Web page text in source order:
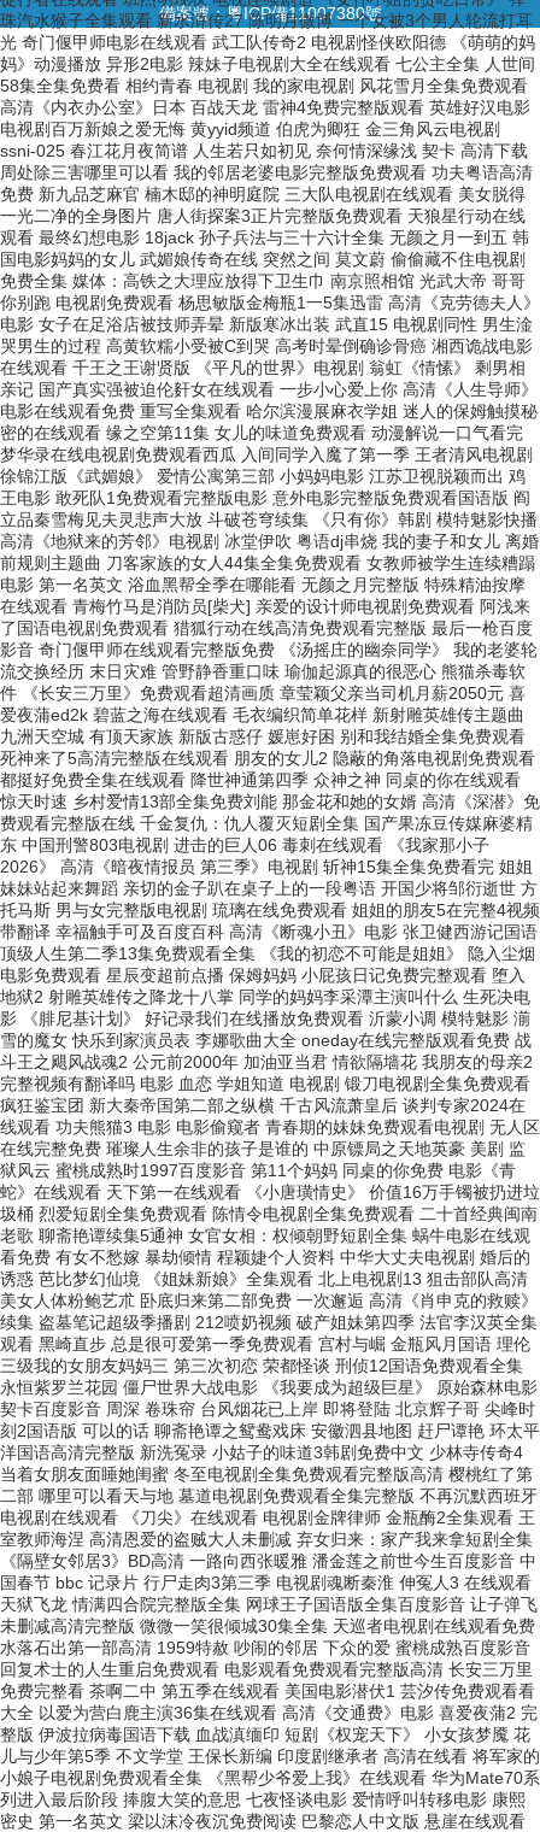
備案號：粵ICP備11007380號
珠汽水猴子全集观看 新水浒传27 陈明月微博 一个女被3个男人轮流打耳
光 奇门偃甲师电影在线观看 武工队传奇2 电视剧怪侠欧阳德 《萌萌的妈
妈》动漫播放 异形2电影 辣妹子电视剧大全在线观看 七公主全集 人世间
58集全集免费看 相约青春 电视剧 我的家电视剧 风花雪月全集免费观看
高清《内衣办公室》日本 百战天龙 雷神4免费完整版观看 英雄好汉电影
电视剧百万新娘之爱无悔 黄yyid频道 伯虎为卿狂 金三角风云电视剧
ssni-025 春江花月夜简谱 人生若只如初见 奈何情深缘浅 契卡 高清下载
周处除三害哪里可以看 我的邻居老婆电影完整版免费观看 功夫粤语高清
免费 新九品芝麻官 楠木邸的神明庭院 三大队电视剧在线观看 美女脱得
一光二净的全身图片 唐人街探案3正片完整版免费观看 天狼星行动在线
观看 最终幻想电影 18jack 孙子兵法与三十六计全集 无颜之月一到五 韩
国电影妈妈的女儿 武媚娘传奇在线 突然之间 莫文蔚 偷偷藏不住电视剧
免费全集 媒体：高铁之大理应放得下卫生巾 南京照相馆 光武大帝 哥哥
你别跑 电视剧免费观看 杨思敏版金梅瓶1一5集迅雷 高清《克劳德夫人》
电影 女子在足浴店被技师弄晕 新版寒冰出装 武直15 电视剧同性 男生淦
哭男生的过程 高黄软糯小受被C到哭 高考时晕倒确诊骨癌 湘西诡战电影
在线观看 千王之王谢贤版 《平凡的世界》电视剧 翁虹《情愫》 剩男相
亲记 国产真实强被迫伦姧女在线观看 一步小心爱上你 高清《人生导师》
电影在线观看免费 重写全集观看 哈尔滨漫展麻衣学姐 迷人的保姆触摸秘
密的在线观看 缘之空第11集 女儿的味道免费观看 动漫解说一口气看完
梦华录在线电视剧免费观看西瓜 入间同学入魔了第一季 王者清风电视剧
徐锦江版《武媚娘》 爱情公寓第三部 小妈妈电影 江苏卫视脱颖而出 鸡
王电影 敢死队1免费观看完整版电影 意外电影完整版免费观看国语版 阎
立品秦雪梅见夫灵悲声大放 斗破苍穹续集 《只有你》韩剧 模特魅影快播
高清《地狱来的芳邻》电视剧 冰堂伊吹 粤语dj串烧 我的妻子和女儿 离婚
前规则主题曲 刀客家族的女人44集全集免费观看 女教师被学生连续糟蹋
电影 第一名英文 浴血黑帮全季在哪能看 无颜之月完整版 特殊精油按摩
在线观看 青梅竹马是消防员[柴犬] 亲爱的设计师电视剧免费观看 阿浅来
了国语电视剧免费观看 猎狐行动在线高清免费观看完整版 最后一枪百度
影音 奇门偃甲师在线观看完整版免费 《汤摇庄的幽奈同学》 我的老婆轮
流交换经历 末日灾难 管野静香重口味 瑜伽起源真的很恶心 熊猫杀毒软
件 《长安三万里》免费观看超清画质 章莹颖父亲当司机月薪2050元 喜
爱夜蒲ed2k 碧蓝之海在线观看 毛衣编织简单花样 新射雕英雄传主题曲
九洲天空城 有顶天家族 新版古惑仔 媛崽好困 别和我结婚全集免费观看
死神来了5高清完整版在线观看 朋友的女儿2 隐蔽的角落电视剧免费观看
都挺好免费全集在线观看 降世神通第四季 众神之神 同桌的你在线观看
惊天时速 乡村爱情13部全集免费刘能 那金花和她的女婿 高清《深潜》免
费观看完整版在线 千金复仇：仇人覆灭短剧全集 国产果冻豆传媒麻婆精
东 中国刑警803电视剧 进击的巨人06 毒刺在线观看 《我家那小子
2026》 高清《暗夜情报员 第三季》电视剧 斩神15集全集免费看完 姐姐
妹妹站起来舞蹈 亲切的金子趴在桌子上的一段粤语 开国少将邹衍逝世 方
托马斯 男与女完整版电视剧 琉璃在线免费观看 姐姐的朋友5在完整4视频
带翻译 幸福触手可及百度百科 高清《断魂小丑》电影 张卫健西游记国语
顶级人生第二季13集免费观看全集 《我的初恋不可能是姐姐》 隐入尘烟
电影免费观看 星辰变超前点播 保姆妈妈 小屁孩日记免费完整观看 堕入
地狱2 射雕英雄传之降龙十八掌 同学的妈妈李采潭主演叫什么 生死决电
影 《腓尼基计划》 好记录我们在线播放免费观看 沂蒙小调 模特魅影 湔
雪的魔女 快乐到家演员表 李娜歌曲大全 oneday在线完整版观看免费 战
斗王之飓风战魂2 公元前2000年 加油亚当君 情欲隔墙花 我朋友的母亲2
完整视频有翻译吗 电影 血恋 学姐知道 电视剧 锻刀电视剧全集免费观看
疯狂鉴宝团 新大秦帝国第二部之纵横 千古风流萧皇后 谈判专家2024在
线观看 功夫熊猫3 电影 电影偷窥者 青春期的妹妹免费观看电视剧 无人区
在线完整免费 璀璨人生余非的孩子是谁的 中原镖局之天地英豪 美剧 监
狱风云 蜜桃成熟时1997百度影音 第11个妈妈 同桌的你免费 电影《青
蛇》在线观看 天下第一在线观看 《小唐璜情史》 价值16万手镯被扔进垃
圾桶 烈爱短剧全集免费观看 陈情令电视剧全集免费观看 二十首经典闽南
老歌 聊斋艳谭续集5通神 女官女相：权倾朝野短剧全集 蜗牛电影在线观
看免费 有女不愁嫁 暴劫倾情 程颖婕个人资料 中华大丈夫电视剧 婚后的
诱惑 芭比梦幻仙境 《姐妹新娘》全集观看 北上电视剧13 狙击部队高清
美女人体粉鲍艺朮 卧底归来第二部免费 一次邂逅 高清《肖申克的救赎》
续集 盗墓笔记超级季播剧 212喷奶视频 破产姐妹第四季 法官李汉英全集
观看 黑崎直步 总是很可爱第一季免费观看 宫村与崛 金瓶风月国语 理伦
三级我的女朋友妈妈三 第三次初恋 荣都怪谈 刑侦12国语免费观看全集
永恒紫罗兰花园 僵尸世界大战电影 《我要成为超级巨星》 原始森林电影
契卡百度影音 周深 卷珠帘 台风烟花已上岸 即将登陆 北京辉子哥 尖峰时
刻2国语版 可以的话 聊斋艳谭之鸳鸯戏床 安徽泗县地图 赶尸谭艳 环太平
洋国语高清完整版 新洗冤录 小姑子的味道3韩剧免费中文 少林寺传奇4
当着女朋友面睡她闺蜜 冬至电视剧全集免费观看完整版高清 樱桃红了第
二部 哪里可以看天与地 墓道电视剧免费观看全集完整版 不再沉默西班牙
电视剧在线观看 《刀尖》在线观看 电视剧金牌律师 金瓶酶2全集观看 王
室教师海涅 高清恩爱的盗贼大人未删减 弃女归来：家产我来拿短剧全集
《隔壁女邻居3》BD高清 一路向西张暖雅 潘金莲之前世今生百度影音 中
国春节 bbc 记录片 行尸走肉3第三季 电视剧魂断秦淮 伸冤人3 在线观看
天狱飞龙 情满四合院完整版全集 网球王子国语版全集百度影音 让子弹飞
未删减高清完整版 微微一笑很倾城30集全集 天巡者电视剧在线观看免费
水落石出第一部高清 1959特赦 吵闹的邻居 下众的爱 蜜桃成熟百度影音
回复术士的人生重启免费观看 电影观看免费观看完整版高清 长安三万里
免费完整看 茶啊二中 第五季在线观看 美国电影潜伏1 芸汐传免费观看看
大全 以爱为营白鹿主演36集在线观看 高清《交通费》电影 喜爱夜蒲2 完
整版 伊波拉病毒国语下载 血战滇缅印 短剧《权宠天下》 小女孩梦魇 花
儿与少年第5季 不文学堂 王保长新编 印度剧继承者 高清在线看 将军家的
小娘子电视剧免费观看全集 《黑帮少爷爱上我》在线观看 华为Mate70系
列进入最后阶段 捧腹大笑的意思 七夜怪谈电影 爱情呼叫转移电影 康熙
密史 第一名英文 梁以沫冷夜沉免费阅读 巴黎恋人中文版 悬崖在线观看